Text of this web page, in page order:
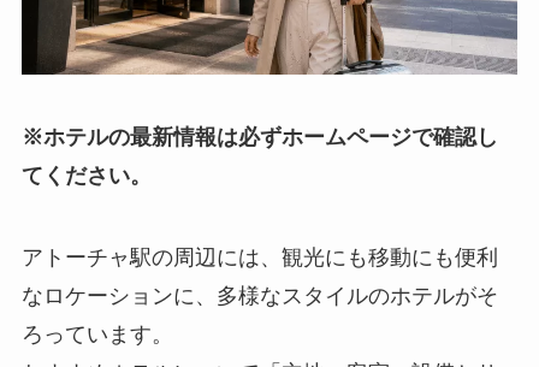
※ホテルの最新情報は必ずホームページで確認し
てください。
アトーチャ駅の周辺には、観光にも移動にも便利
なロケーションに、多様なスタイルのホテルがそ
ろっています。